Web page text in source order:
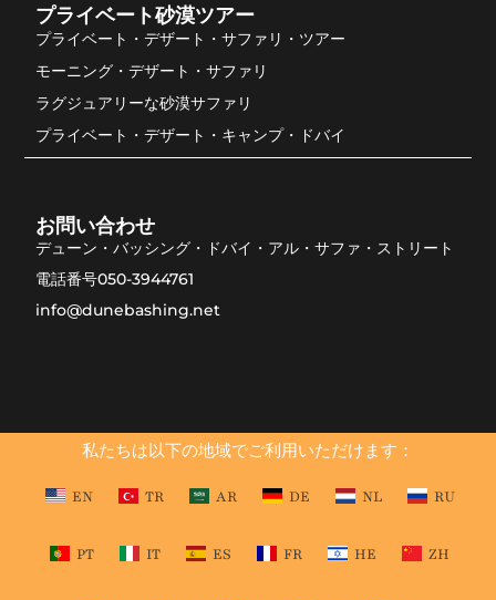
プライベート砂漠ツアー
プライベート・デザート・サファリ・ツアー
モーニング・デザート・サファリ
ラグジュアリーな砂漠サファリ
プライベート・デザート・キャンプ・ドバイ
お問い合わせ
デューン・バッシング・ドバイ・アル・サファ・ストリート
電話番号050-3944761
info@dunebashing.net
私たちは以下の地域でご利用いただけます：
EN TR AR DE NL RU
PT IT ES FR HE ZH